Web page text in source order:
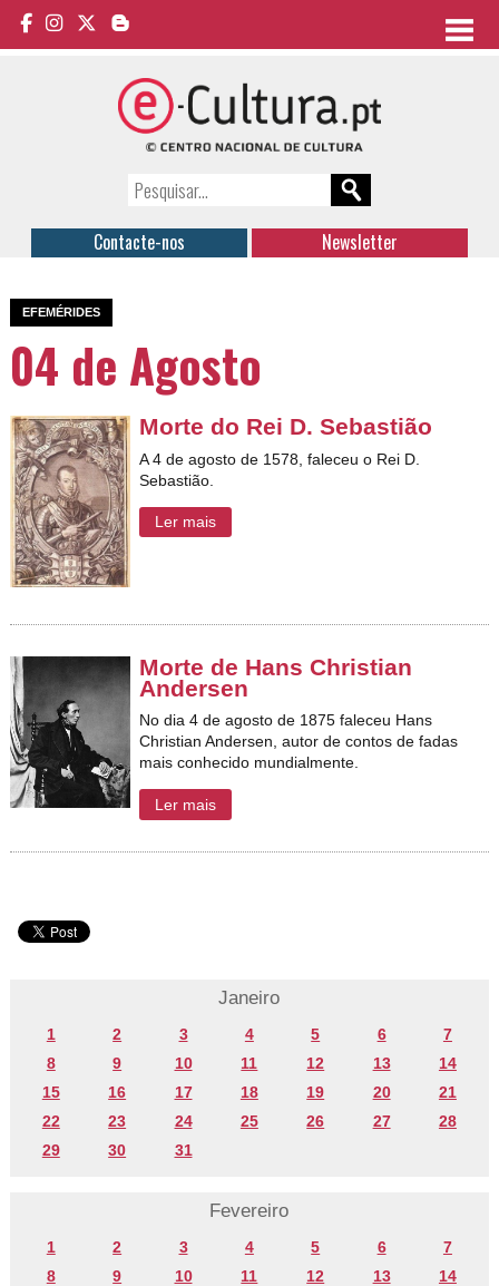
Contacte-nos Newsletter
EFEMÉRIDES
04 de Agosto
Morte do Rei D. Sebastião
A 4 de agosto de 1578, faleceu o Rei D.
Sebastião.
Ler mais
Morte de Hans Christian
Andersen
No dia 4 de agosto de 1875 faleceu Hans
Christian Andersen, autor de contos de fadas
mais conhecido mundialmente.
Ler mais
Janeiro
1 2 3 4 5 6
7
8
9 10 11 12 13
14
15
16 17 18 19 20
21
22
23 24 25 26 27
28
29
30 31
Fevereiro
1 2 3 4 5 6
7
8
9 10 11 12 13
14